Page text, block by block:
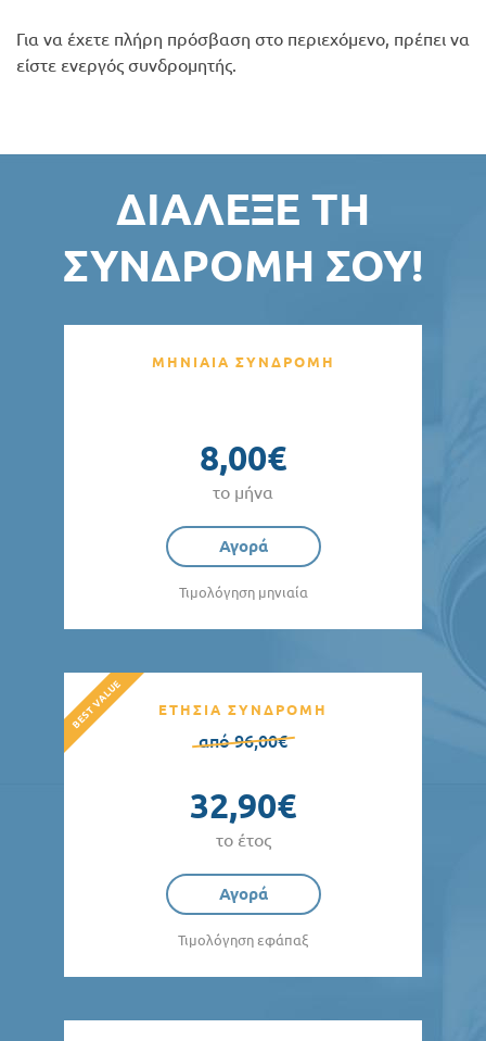
Για να έχετε πλήρη πρόσβαση στο περιεχόμενο, πρέπει να
είστε ενεργός συνδρομητής.
ΔΙΆΛΕΞΕ ΤΗ
ΣΥΝΔΡΟΜΉ ΣΟΥ!
ΜΗΝΙΑΙΑ ΣΥΝΔΡΟΜΗ
8,00€
το μήνα
Αγορά
Τιμολόγηση μηνιαία
ΕΤΗΣΙΑ ΣΥΝΔΡΟΜΗ
από 96,00€
32,90€
το έτος
Αγορά
Τιμολόγηση εφάπαξ